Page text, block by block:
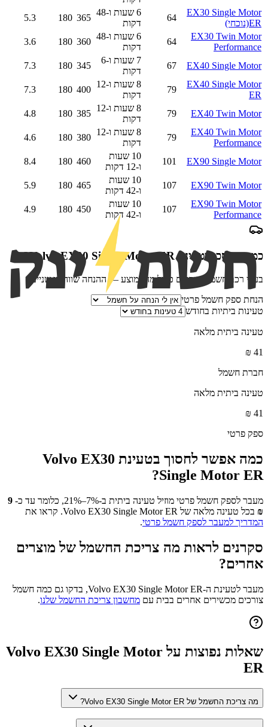
EX30 Single Motor
ER(נוכחי)
64
6 שעות ו-48
דקות
365
180
5.3
EX30 Twin Motor
Performance
64
6 שעות ו-48
דקות
360
180
3.6
EX40 Single Motor
67
7 שעות ו-6
דקות
345
180
7.3
EX40 Single Motor
ER
79
8 שעות ו-12
דקות
400
180
7.3
EX40 Twin Motor
79
8 שעות ו-12
דקות
385
180
4.8
EX40 Twin Motor
Performance
79
8 שעות ו-12
דקות
380
180
4.6
EX90 Single Motor
101
10 שעות
ו-12 דקות
460
180
8.4
EX90 Twin Motor
107
10 שעות
ו-42 דקות
465
180
5.9
EX90 Twin Motor
Performance
107
10 שעות
ו-42 דקות
450
180
4.9
כמה תחסכו בטעינתVolvo EX30 Single Motor ER
?
בעלי רכב חשמלי צורכים כפול מהממוצע — ההנחה שווה פי שניים
הנחת ספק חשמל פרטי
טעינות ביתיות בחודש
טעינה ביתית מלאה
41
₪
חברת חשמל
טעינה ביתית מלאה
41
₪
ספק פרטי
כמה אפשר לחסוך בטעינת Volvo EX30
Single Motor ER
?
מעבר לספק חשמל פרטי מוזיל טעינה ביתית ב-7%–21%, כלומר עד כ-
9
₪ בכל טעינה מלאה של Volvo EX30 Single Motor ER. קראו את
המדריך למעבר לספק חשמל פרטי.
סקרנים לראות מה צריכת החשמל של מוצרים
אחרים?
מעבר לטעינת ה-Volvo EX30 Single Motor ER, בדקו גם כמה חשמל
צורכים מכשירים אחרים בבית עם מחשבון צריכת החשמל שלנו.
שאלות נפוצות עלVolvo EX30 Single Motor
ER
מה צריכת החשמל של Volvo EX30 Single Motor ER?